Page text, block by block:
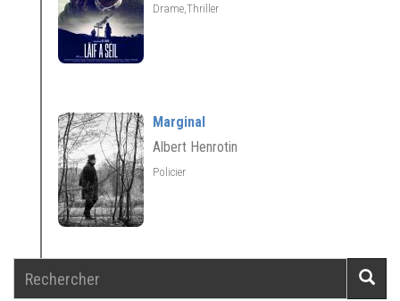
Drame,Thriller
Marginal
Albert Henrotin
Policier